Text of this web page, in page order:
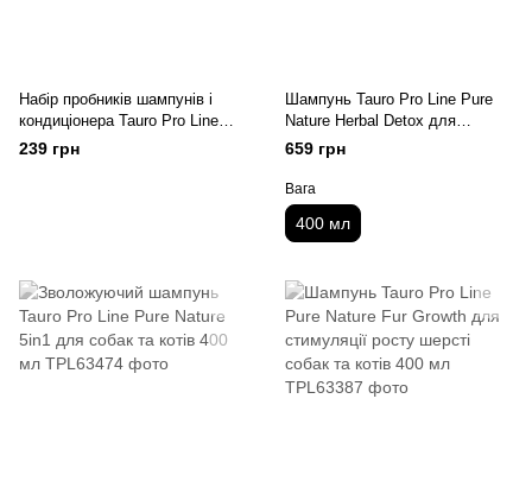
Набір пробників шампунів і
кондиціонера Tauro Pro Line
Pure Nature Herbal Detox +
Magic-Plex для собак і кішок
239 грн
Шампунь Tauro Pro Line Pure
Nature Herbal Detox для
глибокого очищення шерсті
собак та котів 400 мл
659 грн
Вага
400 мл